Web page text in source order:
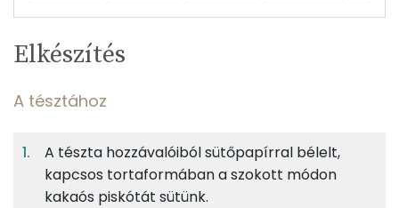
Egy
adagban
10%
A tésztához
TÁPANYAGTARTALOM
10%
Fehérje
24%
Szénhidrát
13%
53%
Elkészítés
A tésztához
A tészta hozzávalóiból sütőpapírral bélelt,
kapcsos tortaformában a szokott módon
kakaós piskótát sütünk.